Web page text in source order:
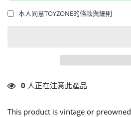
本人同意TOYZONE的條款與細則
0 人正在注意此產品
This product is vintage or preowned